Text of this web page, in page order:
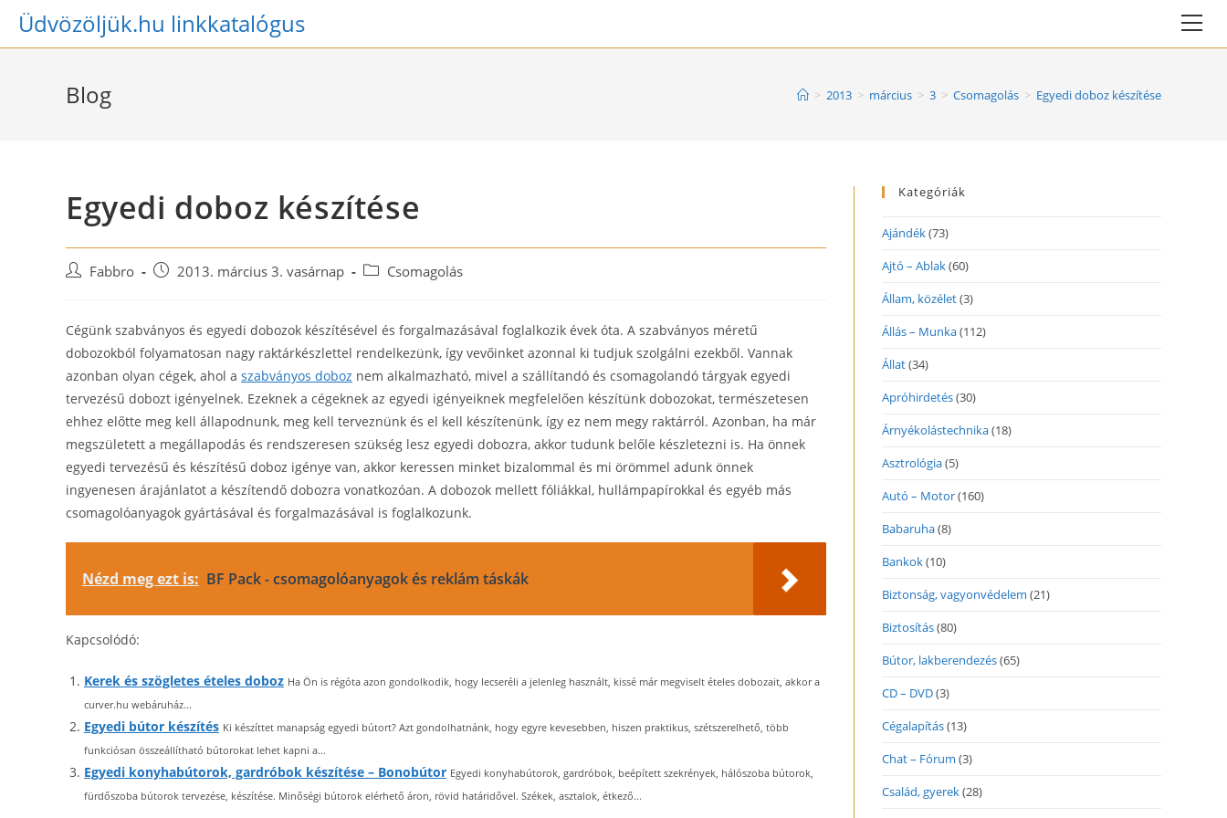
SkipÜdvözöljük.hu linkkatalógus
Blog > 2013 > március > 3 > Csomagolás > Egyedi doboz készítése
Egyedi doboz készítése
Post Fabbro
Post 2013. március 3. vasárnap
Post Csomagolás
Cégünk szabványos és egyedi dobozok készítésével és forgalmazásával foglalkozik évek óta. A szabványos méretű
dobozokból folyamatosan nagy raktárkészlettel rendelkezünk, így vevőinket azonnal ki tudjuk szolgálni ezekből. Vannak
azonban olyan cégek, ahol a szabványos doboz nem alkalmazható, mivel a szállítandó és csomagolandó tárgyak egyedi
tervezésű dobozt igényelnek. Ezeknek a cégeknek az egyedi igényeiknek megfelelően készítünk dobozokat, természetesen
ehhez előtte meg kell állapodnunk, meg kell terveznünk és el kell készítenünk, így ez nem megy raktárról. Azonban, ha már
megszületett a megállapodás és rendszeresen szükség lesz egyedi dobozra, akkor tudunk belőle készletezni is. Ha önnek
egyedi tervezésű és készítésű doboz igénye van, akkor keressen minket bizalommal és mi örömmel adunk önnek
ingyenesen árajánlatot a készítendő dobozra vonatkozóan. A dobozok mellett fóliákkal, hullámpapírokkal és egyéb más
csomagolóanyagok gyártásával és forgalmazásával is foglalkozunk.
Nézd meg ezt is: BF Pack - csomagolóanyagok és reklám táskák
Kapcsolódó:
Kerek és szögletes ételes doboz Ha Ön is régóta azon gondolkodik, hogy lecseréli a jelenleg használt, kissé már megviselt ételes dobozait, akkor a
curver.hu webáruház...
Egyedi bútor készítés Ki készíttet manapság egyedi bútort? Azt gondolhatnánk, hogy egyre kevesebben, hiszen praktikus, szétszerelhető, több
funkciósan összeállítható bútorokat lehet kapni a...
Egyedi konyhabútorok, gardróbok készítése – Bonobútor Egyedi konyhabútorok, gardróbok, beépített szekrények, hálószoba bútorok,
fürdőszoba bútorok tervezése, készítése. Minőségi bútorok elérhető áron, rövid határidővel. Székek, asztalok, étkező...
Kategóriák
Ajándék(73)
Ajtó – Ablak(60)
Állam, közélet(3)
Állás – Munka(112)
Állat(34)
Apróhirdetés(30)
Árnyékolástechnika(18)
Asztrológia(5)
Autó – Motor(160)
Babaruha(8)
Bankok(10)
Biztonság, vagyonvédelem (21)
Biztosítás(80)
Bútor, lakberendezés(65)
CD – DVD(3)
Cégalapítás(13)
Chat – Fórum (3)
Család, gyerek(28)